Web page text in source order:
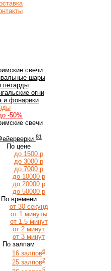
свечи
шары
петарды
огни
и фонарики
-50%
свечи
81
По цене
до 1500 р
до 3000 р
до 7000 р
до 10000 р
до 20000 р
до 50000 р
По времени
от 30 секунд
от 1 минуты
от 1.5 минут
от 2 минут
от 3 минут
По залпам
16 залпов6
25 залпов2
5